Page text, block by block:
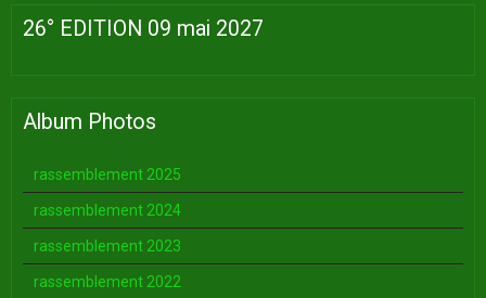
26° EDITION 09 mai 2027
Album Photos
rassemblement 2025
rassemblement 2024
rassemblement 2023
rassemblement 2022